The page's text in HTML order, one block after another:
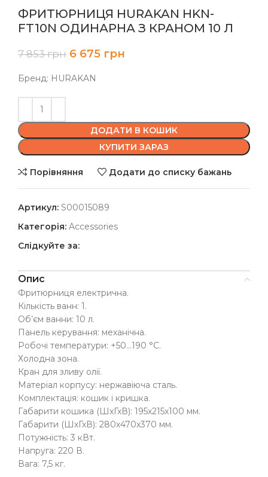
ФРИТЮРНИЦЯ HURAKAN HKN-
FT10N ОДИНАРНА З КРАНОМ 10 Л
7 853грн 6 675 грн
Бренд: HURAKAN
ДОДАТИ В КОШИК
КУПИТИ ЗАРАЗ
Порівняння Додати до списку бажань
Артикул: S00015089
Категорія: Accessories
Слідкуйте за:
Опис
Фритюрниця електрична.
Кількість ванн: 1.
Об’єм ванни: 10 л.
Панель керування: механічна.
Робочі температури: +50…190 °С.
Холодна зона.
Кран для зливу олії.
Матеріал корпусу: нержавіюча сталь.
Комплектація: кошик і кришка.
Габарити кошика (ШхГхВ): 195х215х100 мм.
Габарити (ШхГхВ): 280х470х370 мм.
Потужність: 3 кВт.
Напруга: 220 В.
Вага: 7,5 кг.